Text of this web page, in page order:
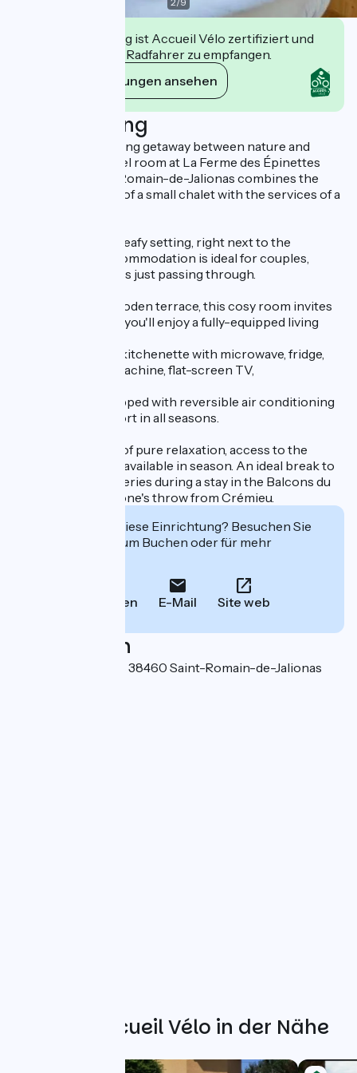
Diese Einrichtung ist Accueil Vélo zertifiziert und
verpflichtet sich, Radfahrer zu empfangen.
Ihre Verpflichtungen ansehen
Beschreibung
Looking for a relaxing getaway between nature and
comfort? The Motel room at La Ferme des Épinettes
campsite in Saint-Romain-de-Jalionas combines the
warm atmosphere of a small chalet with the services of a
Situated in a quiet, leafy setting, right next to the
ViaRhôna, this accommodation is ideal for couples,
cyclists or travellers just passing through.
With its private wooden terrace, this cosy room invites
you to relax. Inside, you'll enjoy a fully-equipped living
private bathroom, kitchenette with microwave, fridge,
kettle and coffee machine, flat-screen TV,
All rooms are equipped with reversible air conditioning
for optimum comfort in all seasons.
And for a moment of pure relaxation, access to the
campsite jacuzzi is available in season. An ideal break to
recharge your batteries during a stay in the Balcons du
Dauphiné, just a stone's throw from Crémieu.
Interessiert Sie diese Einrichtung? Besuchen Sie
deren Website zum Buchen oder für mehr
Anrufen E-Mail Site web
Localisation
9 rue des Epinettes 38460 Saint-Romain-de-Jalionas
Weitere Accueil Vélo in der Nähe